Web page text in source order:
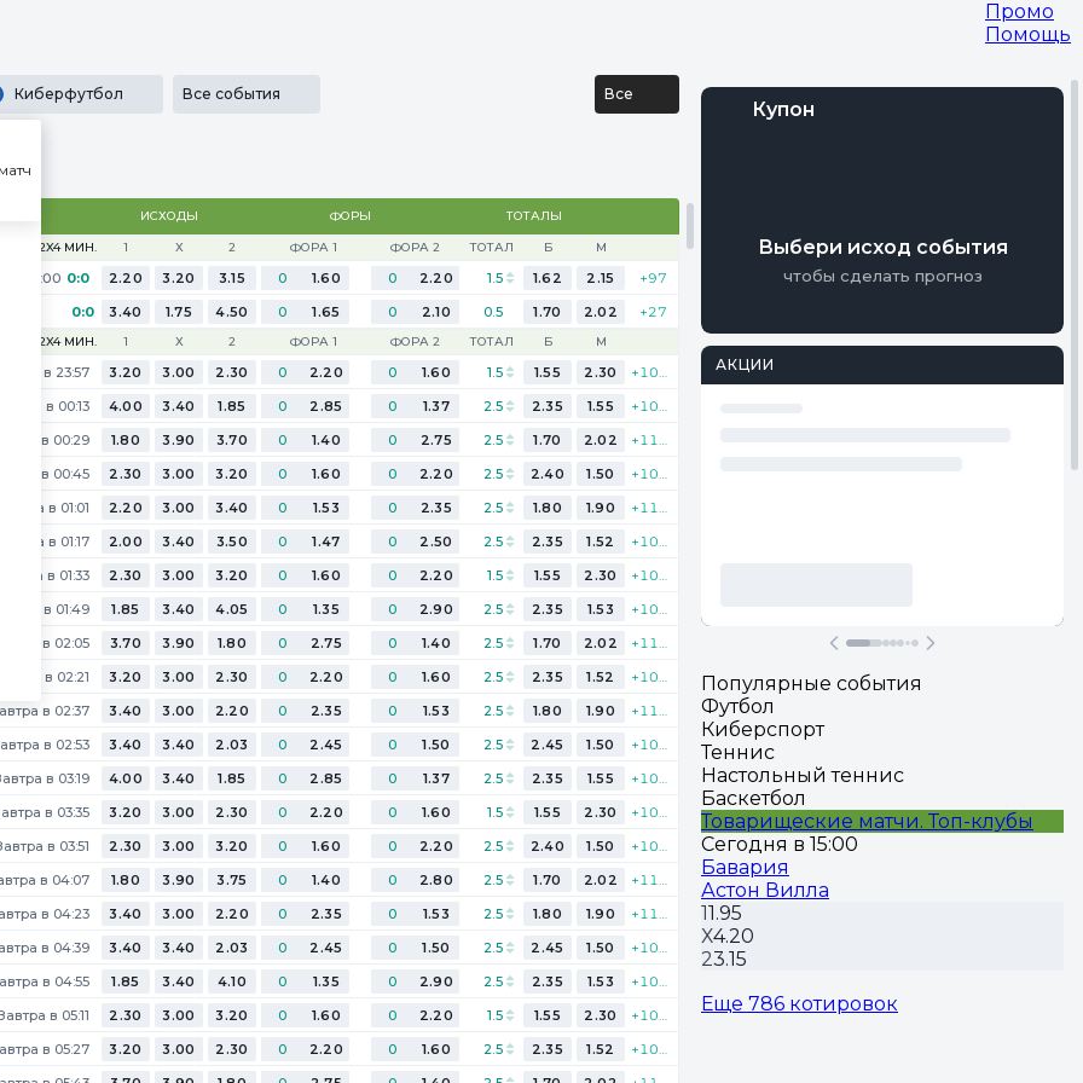
Промо
Помощь
Киберфутбол Все события Все
ИСХОДЫ ФОРЫ
ТОТАЛЫ
1. 2X4 МИН.
1 Х 2 ФОРА 1 ФОРА 2 ТОТАЛ Б М
14:00 0:0 2.20 3.20 3.15 0 1.60 0 2.20 1.5 1.62 2.15
+97
0:0 3.40 1.75 4.50 0 1.65 0 2.10 0.5 1.70 2.02 +27
4. 2X4 МИН. 1 Х 2 ФОРА 1 ФОРА 2 ТОТАЛ Б М
в 23:57 3.20 3.00 2.30 0 2.20 0 1.60 1.5 1.55 2.30
Завтра в 00:13 4.00 3.40 1.85 0 2.85 0 1.37 2.5 2.35 1.55
в 00:29 1.80 3.90 3.70 0 1.40 0 2.75 2.5 1.70 2.02
в 00:45 2.30 3.00 3.20 0 1.60 0 2.20 2.5 2.40 1.50
Завтра в 01:01 2.20 3.00 3.40 0 1.53 0 2.35 2.5 1.80 1.90
Завтра в 01:17 2.00 3.40 3.50 0 1.47 0 2.50 2.5 2.35 1.52
Завтра в 01:33 2.30 3.00 3.20 0 1.60 0 2.20 1.5 1.55 2.30
Завтра в 01:49 1.85 3.40 4.05 0 1.35 0 2.90 2.5 2.35 1.53
Завтра в 02:05 3.70 3.90 1.80 0 2.75 0 1.40 2.5 1.70 2.02
Завтра в 02:21 3.20 3.00 2.30 0 2.20 0 1.60 2.5 2.35 1.52
в 02:37 3.40 3.00 2.20 0 2.35 0 1.53 2.5 1.80 1.90
в 02:53 3.40 3.40 2.03 0 2.45 0 1.50 2.5 2.45 1.50
в 03:19 4.00 3.40 1.85 0 2.85 0 1.37 2.5 2.35 1.55
в 03:35 3.20 3.00 2.30 0 2.20 0 1.60 1.5 1.55 2.30
в 03:51 2.30 3.00 3.20 0 1.60 0 2.20 2.5 2.40 1.50
в 04:07 1.80 3.90 3.75 0 1.40 0 2.80 2.5 1.70 2.02
в 04:23 3.40 3.00 2.20 0 2.35 0 1.53 2.5 1.80 1.90
в 04:39 3.40 3.40 2.03 0 2.45 0 1.50 2.5 2.45 1.50
в 04:55 1.85 3.40 4.10 0 1.35 0 2.90 2.5 2.35 1.53
в 05:11 2.30 3.00 3.20 0 1.60 0 2.20 1.5 1.55 2.30
в 05:27 3.20 3.00 2.30 0 2.20 0 1.60 2.5 2.35 1.52
Купон
Выбери исход события
чтобы сделать прогноз
АКЦИИ
Популярные события
Футбол
Киберспорт
Теннис
Настольный теннис
Баскетбол
Товарищеские матчи. Топ-клубы
Сегодня в 15:00
Бавария
Астон Вилла
11.95
Х4.20
23.15
Еще 786 котировок